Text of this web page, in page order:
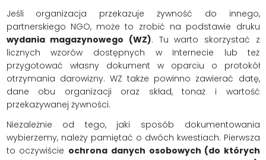
Jeśli organizacja przekazuje żywność do innego,
partnerskiego NGO, może to zrobić na podstawie druku
wydania magazynowego (WZ). Tu warto skorzystać z
licznych wzorów dostępnych w Internecie lub też
przygotować własny dokument w oparciu o protokół
otrzymania darowizny. WZ także powinno zawierać datę,
dane obu organizacji oraz skład, tonaż i wartość
przekazywanej żywności.
Niezależnie od tego, jaki sposób dokumentowania
wybierzemy, należy pamiętać o dwóch kwestiach. Pierwsza
to oczywiście ochrona danych osobowych (do których